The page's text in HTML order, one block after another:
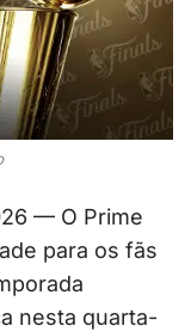
— O Prime
para os fãs
nesta quarta-